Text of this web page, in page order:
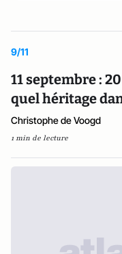
9/11
11 septembre :
quel héritage
Christophe de Voogd
1 min de lecture